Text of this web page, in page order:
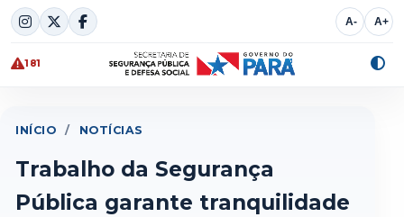
Skip
to
content
A- A+
181
INÍCIO / NOTÍCIAS
Trabalho da Segurança
Pública garante tranquilidade